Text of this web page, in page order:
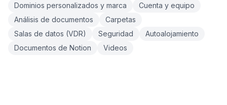
Dominios personalizados y marca
Cuenta y equipo
Análisis de documentos
Carpetas
Salas de datos (VDR)
Seguridad
Autoalojamiento
Documentos de Notion
Videos